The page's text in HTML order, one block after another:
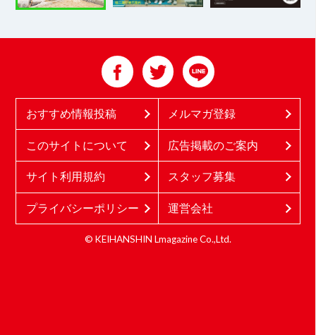
おすすめ情報投稿 メルマガ登録
このサイトについて 広告掲載のご案内
サイト利用規約 スタッフ募集
プライバシーポリシー 運営会社
© KEIHANSHIN Lmagazine Co.,Ltd.